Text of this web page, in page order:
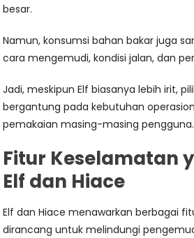
besar.
Namun, konsumsi bahan bakar juga
cara mengemudi, kondisi jalan, dan
Jadi, meskipun Elf biasanya lebih irit,
bergantung pada kebutuhan
pemakaian masing-masing pengguna.
Fitur Keselamatan
Elf dan Hiace
Elf dan Hiace menawarkan berbagai
dirancang untuk melindungi